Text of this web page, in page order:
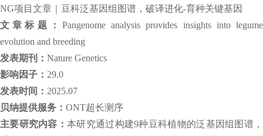
NG项目文章｜豆科泛基因组图谱，破译进化-育种关键基因
文章标题： Pangenome analysis provides insights into legume
evolution and breeding
发表期刊： Nature Genetics
影响因子： 29.0
发表时间： 2025.07
贝纳提供服务： ONT超长测序
主要研究内容：本研究通过构建9种豆科植物的泛基因组图谱，